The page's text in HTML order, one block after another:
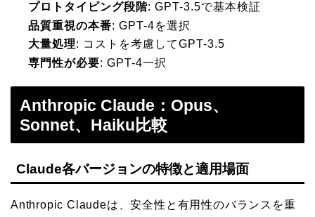
プロトタイピング段階: GPT-3.5で基本検証
品質重視の本番: GPT-4を選択
大量処理: コストを考慮してGPT-3.5
専門性が必要: GPT-4一択
Anthropic Claude：Opus、
Sonnet、Haiku比較
Claude各バージョンの特徴と適用場面
Anthropic Claudeは、安全性と有用性のバランスを重